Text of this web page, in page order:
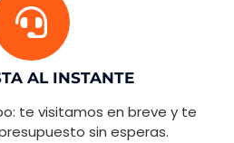
AL INSTANTE
te visitamos en breve y te
sin esperas.